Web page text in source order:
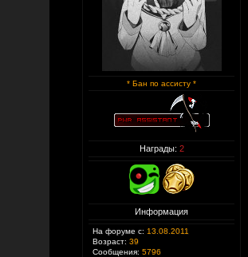
* Бан по ассисту *
Награды: 2
Информация
На форуме с: 13.08.2011
Возраст: 39
Сообщения: 5796